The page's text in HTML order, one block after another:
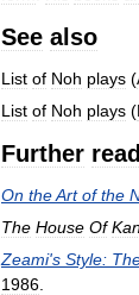
See also
List of Noh plays (
List of Noh plays (
Further
On theArt of the
The House Of
Zeami's Style:
1986